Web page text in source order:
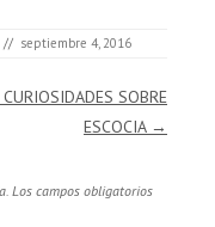
// septiembre 4, 2016
SOBRE
ESCOCIA →
Los campos obligatorios